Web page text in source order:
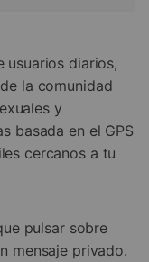
usuarios diarios,
la comunidad
y
basada en el GPS
cercanos a tu
pulsar sobre
mensaje privado.